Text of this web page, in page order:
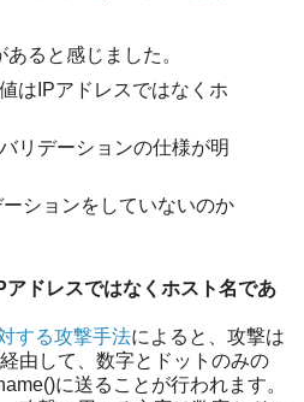
ると感じました。
はIPアドレスではなくホ
リデーションの仕様が明
ションをしていないのか
ドレスではなくホスト名であ
する攻撃手法によると、攻撃は
由して、数字とドットのみの
に送ることが行われます。